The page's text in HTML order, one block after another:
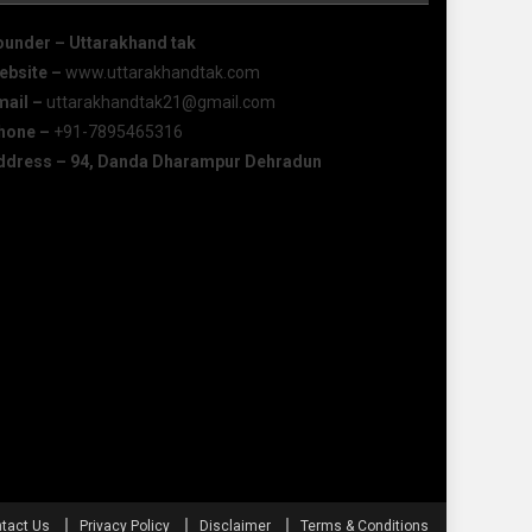
– Uttarakhand tak
– www.uttarakhandtak.com
– uttarakhandtak21@gmail.com
– +91-7895465316
– 94, Danda Dharampur Dehradun
Us Privacy Policy Disclaimer Terms & Conditions